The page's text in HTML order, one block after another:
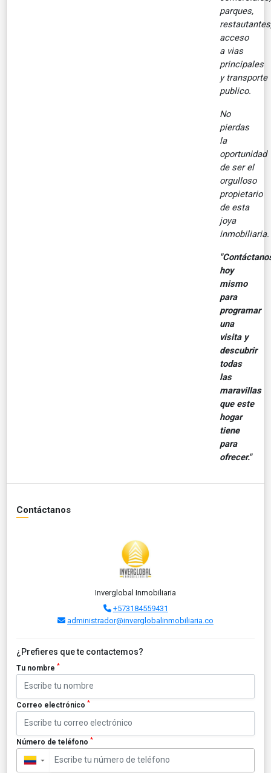
parques,
acceso
a vias
principales
y transporte
publico.
No
pierdas
la
oportunidad
de ser el
orgulloso
propietario
de esta
joya
inmobiliaria.
hoy
mismo
para
programar
una
visita y
descubrir
todas
las
maravillas
que este
hogar
tiene
para
ofrecer."
Contáctanos
Inverglobal Inmobiliaria
+573184559431
administrador@inverglobalinmobiliaria.co
¿Prefieres que te contactemos?
Tu nombre *
Correo electrónico *
Número de teléfono *
▼